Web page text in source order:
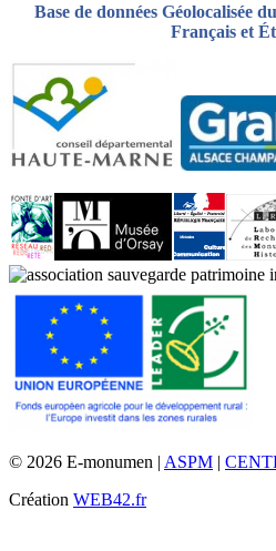
Base de données Géolocalisée
Français et
© 2026 E-monumen | ASPM |
Création WEB42.fr